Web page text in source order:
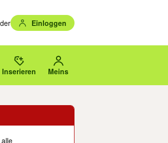
Einloggen
Eingabetaste auswählen.
Vorschläge mit den Pfeiltasten nach oben/
oder PLZ.
Inserieren Meins